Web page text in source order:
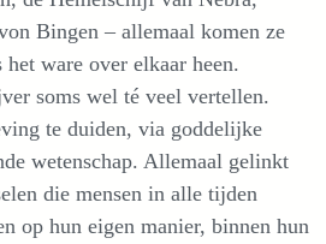
Bingen – allemaal komen ze
ware over elkaar heen.
soms wel té veel vertellen.
te duiden, via goddelijke
wetenschap. Allemaal gelinkt
die mensen in alle tijden
op hun eigen manier, binnen hun